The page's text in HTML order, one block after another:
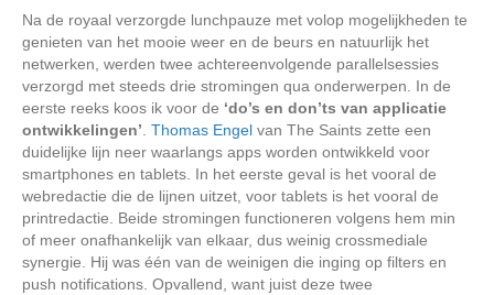
Na de royaal verzorgde lunchpauze met volop mogelijkheden te
genieten van het mooie weer en de beurs en natuurlijk het
netwerken, werden twee achtereenvolgende parallelsessies
verzorgd met steeds drie stromingen qua onderwerpen. In de
eerste reeks koos ik voor de ‘do’s en don’ts van applicatie
ontwikkelingen’ Thomas Engel van The Saints zette een
duidelijke lijn neer waarlangs apps worden ontwikkeld voor
smartphones en tablets. In het eerste geval is het vooral de
webredactie die de lijnen uitzet, voor tablets is het vooral de
printredactie. Beide stromingen functioneren volgens hem min
of meer onafhankelijk van elkaar, dus weinig crossmediale
synergie. Hij was één van de weinigen die inging op filters en
push notifications. Opvallend, want juist deze twee